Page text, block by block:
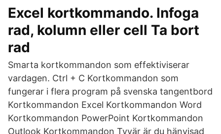
Excel kortkommando. Infoga
rad, kolumn eller cell Ta bort
rad
Smarta kortkommandon som effektiviserar
vardagen. Ctrl + C Kortkommandon som
fungerar i flera program på svenska tangentbord
Kortkommandon Excel Kortkommandon Word
Kortkommandon PowerPoint Kortkommandon
Outlook Kortkommandon Tyvär är du hänvisad